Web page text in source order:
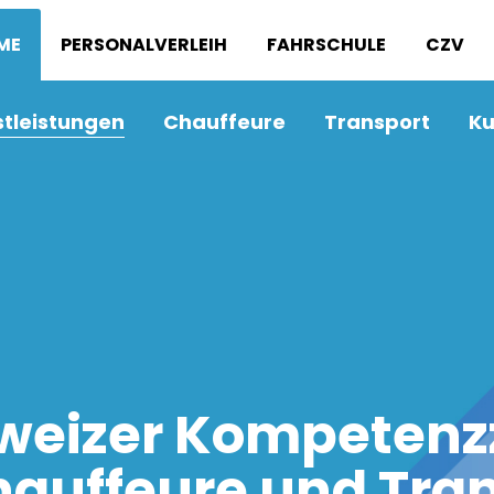
Chauffeure Transport
PERSONALVERLEIH FAHRSCHULE CZV